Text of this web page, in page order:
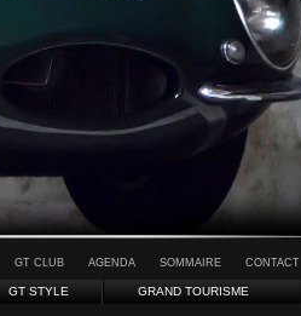
GT CLUB AGENDA SOMMAIRE CONTACT
GT STYLE GRAND TOURISME